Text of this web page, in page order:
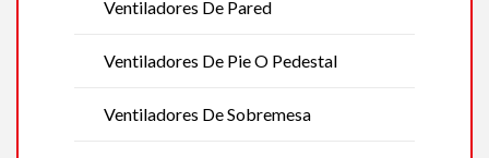
Ventiladores De Pared
Ventiladores De Pie O Pedestal
Ventiladores De Sobremesa